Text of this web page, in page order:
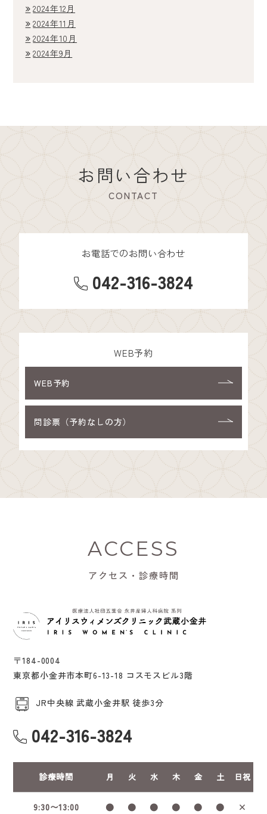
2024年12月
2024年11月
2024年10月
2024年9月
お問い合わせ
CONTACT
お電話でのお問い合わせ
042-316-3824
WEB予約
WEB予約
問診票（予約なしの方）
ACCESS
アクセス・診療時間
〒184-0004
東京都小金井市本町6-13-18 コスモスビル3階
JR中央線 武蔵小金井駅 徒歩3分
042-316-3824
診療時間 月 火 水 木 金 土 日祝
9:30〜13:00 ● ● ● ● ● ● ×